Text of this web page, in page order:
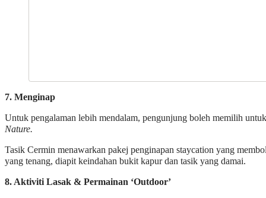
7. Menginap
Untuk pengalaman lebih mendalam, pengunjung boleh memilih
Nature.
Tasik Cermin menawarkan pakej penginapan staycation yang
yang tenang, diapit keindahan bukit kapur dan tasik yang damai.
8. Aktiviti Lasak & Permainan ‘Outdoor’